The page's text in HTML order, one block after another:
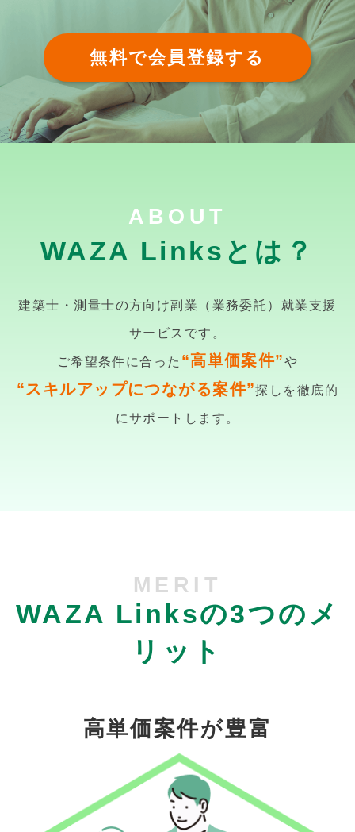
無料で会員登録する
ABOUT
WAZA Linksとは？
建築士・測量士の方向け副業（業務委託）就業支援
サービスです。
ご希望条件に合った “高単価案件”や
“スキルアップにつながる案件”探しを徹底的
にサポートします。
MERIT
WAZA Linksの3つのメ
リット
高単価案件が豊富